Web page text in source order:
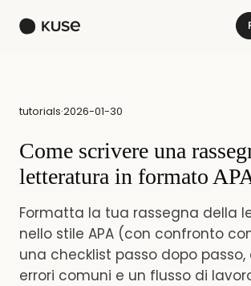
tutorials·2026-01-30
Come scrivere una
letteratura in formato
Formatta la tua rassegna della
nello stile APA (con confronto
una checklist passo dopo passo,
errori comuni e un flusso di